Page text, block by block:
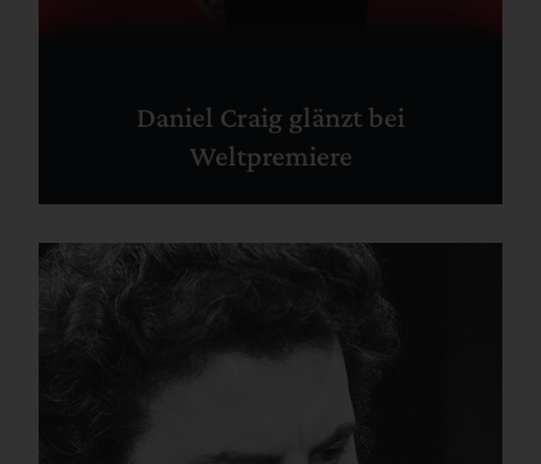
Daniel Craig glänzt bei
Weltpremiere